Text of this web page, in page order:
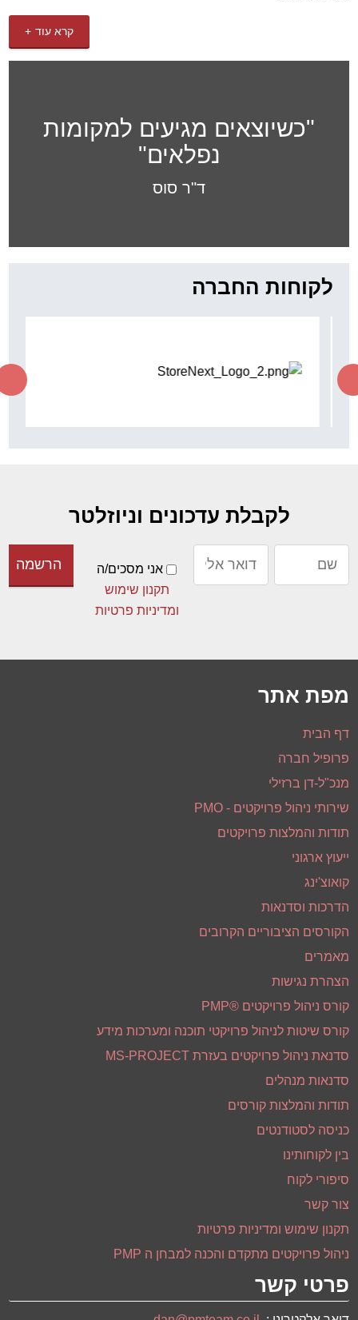
קרא עוד
"כשיוצאים מגיעים למקומות
נפלאים"
ד"ר סוס
לקוחות החברה
לקבלת עדכונים וניוזלטר
אני מסכים/ה
תקנון שימוש
ומדיניות פרטיות
מפת אתר
דף הבית
פרופיל חברה
מנכ"ל-דן ברזילי
שירותי ניהול פרויקטים - PMO
תודות והמלצות פרויקטים
ייעוץ ארגוני
קואוצ'ינג
הדרכות וסדנאות
הקורסים הציבוריים הקרובים
מאמרים
הצהרת נגישות
קורס ניהול פרויקטים ®PMP
קורס שיטות לניהול פרויקטי תוכנה ומערכות מידע
סדנאת ניהול פרויקטים בעזרת MS-PROJECT
סדנאות מנהלים
תודות והמלצות קורסים
כניסה לסטודנטים
בין לקוחותינו
סיפורי לקוח
צור קשר
תקנון שימוש ומדיניות פרטיות
ניהול פרויקטים מתקדם והכנה למבחן ה PMP
פרטי קשר